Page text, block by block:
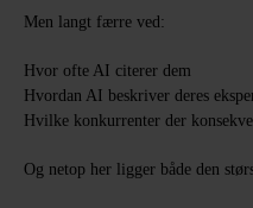
Men langt færre ved:
Hvor ofte AI citerer dem
Hvordan AI beskriver deres
Hvilke konkurrenter der
Og netop her ligger både den